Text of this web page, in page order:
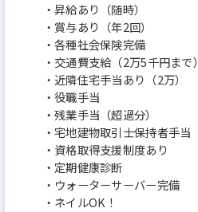
・昇給あり（随時）
・賞与あり（年2回）
・各種社会保険完備
・交通費支給（2万5千円まで）
・近隣住宅手当あり（2万）
・役職手当
・残業手当（超過分）
・宅地建物取引士保持者手当
・資格取得支援制度あり
・定期健康診断
・ウォーターサーバー完備
・ネイルOK！